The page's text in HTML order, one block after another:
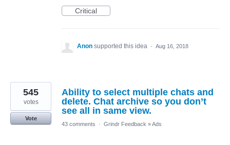
Critical
Anon supported this idea · Aug 16, 2018
Ability to select multiple chats and
delete. Chat archive so you don’t
see all in same view.
545
votes
Vote
43 comments
· Grindr Feedback »Ads